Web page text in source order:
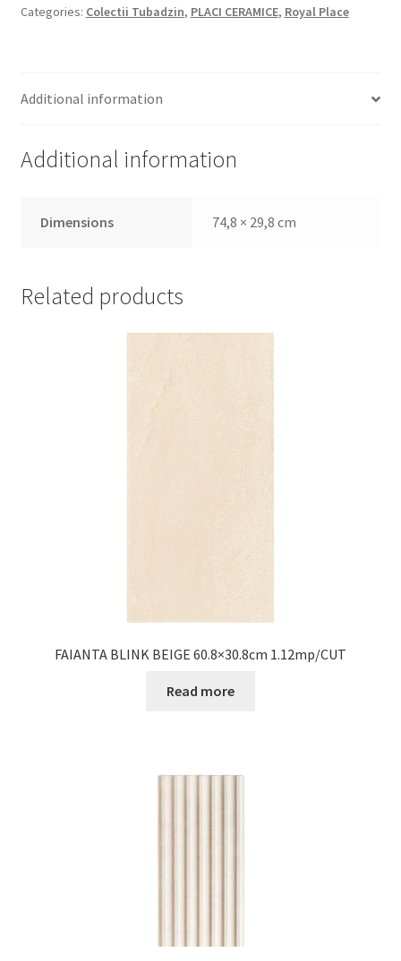
Categories: Colectii Tubadzin, PLACI CERAMICE, Royal Place
Additional information
Additional information
Dimensions 74,8 × 29,8 cm
Related products
FAIANTA BLINK BEIGE 60.8×30.8cm 1.12mp/CUT
Read more